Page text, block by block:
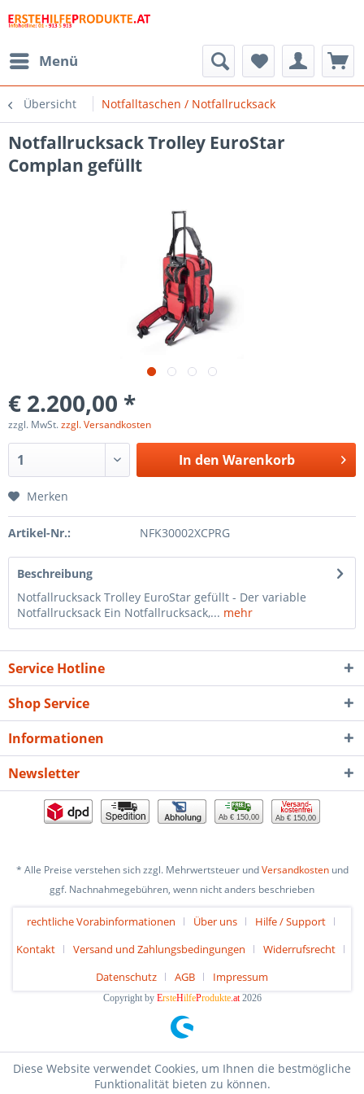
Menü
Übersicht Notfalltaschen / Notfallrucksack
Notfallrucksack Trolley EuroStar
Complan gefüllt
€ 2.200,00 *
zzgl. MwSt.zzgl. Versandkosten
In den Warenkorb
Merken
Artikel-Nr.: NFK30002XCPRG
Beschreibung
Notfallrucksack Trolley EuroStar gefüllt - Der variable
Notfallrucksack Ein Notfallrucksack,... mehr
Service Hotline
Shop Service
Informationen
Newsletter
Ab € 150,00 Ab € 150,00
* Alle Preise verstehen sich zzgl. Mehrwertsteuer undVersandkostenund
ggf. Nachnahmegebühren, wenn nicht anders beschrieben
rechtliche Vorabinformationen Über uns
Hilfe / Support
Kontakt
Versand und Zahlungsbedingungen
Widerrufsrecht
Datenschutz
AGB Impressum
Copyright by ErsteHilfeProdukte.at2026
Diese Website verwendet Cookies, um Ihnen die bestmögliche
Funktionalität bieten zu können.